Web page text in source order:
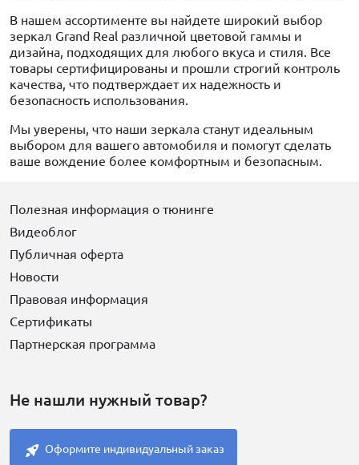
В нашем ассортименте вы найдете широкий выбор
зеркал Grand Real различной цветовой гаммы и
дизайна, подходящих для любого вкуса и стиля. Все
товары сертифицированы и прошли строгий контроль
качества, что подтверждает их надежность и
безопасность использования.
Мы уверены, что наши зеркала станут идеальным
выбором для вашего автомобиля и помогут сделать
ваше вождение более комфортным и безопасным.
Полезная информация о тюнинге
Видеоблог
Публичная оферта
Новости
Правовая информация
Сертификаты
Партнерская программа
Не нашли нужный товар?
Оформите индивидуальный заказ